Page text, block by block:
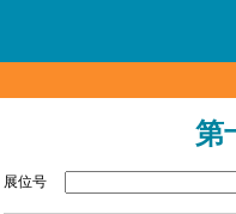
第
展位号